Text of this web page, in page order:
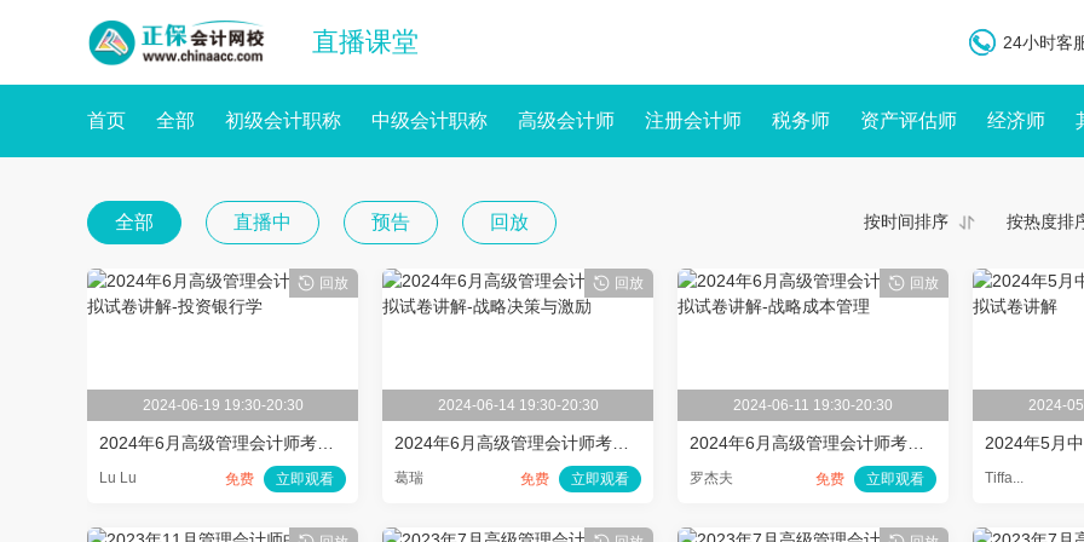
直播课堂 24小时客
首页 全部 初级会计职称 中级会计职称 高级会计师 注册会计师 税务师 资产评估师 经济师
全部 直播中 预告 回放 按时间排序 按热度排
2024-06-19 19:30-20:30
Lu Lu 免费 立即观看
回放
2024-06-14 19:30-20:30
葛瑞 免费 立即观看
回放
2024-06-11 19:30-20:30
罗杰夫 免费 立即观看
回放
2024-
Tiffa...